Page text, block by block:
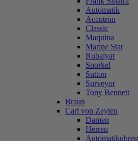
Automatik
Accutron
Classic
Maquina
Marine Star
Rubaiyat
Snorkel
Sutton
Surveyor
Tony Bennett
Braun
Carl von Zeyten
Damen
Herren
Automatikuhren